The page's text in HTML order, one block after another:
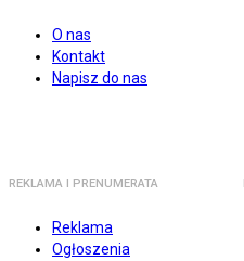
O nas
Kontakt
Napisz do nas
REKLAMA I PRENUMERATA
Reklama
Ogłoszenia